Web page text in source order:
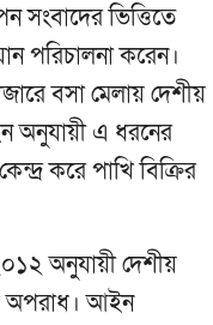
সংবাদের ভিত্তিতে
পরিচালনা করেন।
বসা মেলায় দেশীয়
অনুযায়ী এ ধরনের
করে পাখি বিক্রির
অনুযায়ী দেশীয়
অপরাধ। আইন